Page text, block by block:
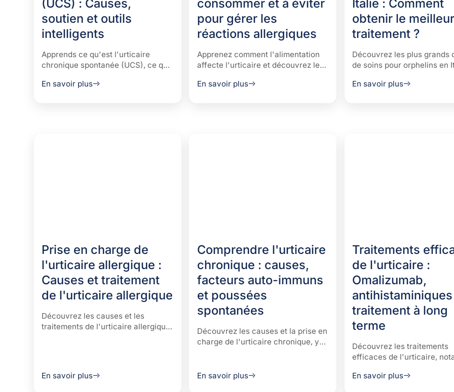
(UCS) : Causes,
soutien et outils
intelligents
Apprends ce qu'est l'urticaire
chronique spontanée (UCS), ce qui
milliers de patients trouvent clarté
En savoir plus
consommer et à éviter
pour gérer les
réactions allergiques
Apprenez comment l'alimentation
affecte l'urticaire et découvrez les
pour gérer les réactions allergiques
En savoir plus
Italie : Comment
obtenir le meilleur
traitement ?
Découvrez les plus grands
de soins pour orphelins en
précis et des traitements
En savoir plus
Prise en charge de
l'urticaire allergique :
Causes et traitement
de l'urticaire allergique
Découvrez les causes et les
traitements de l'urticaire allergique,
poussées d'urticaire.
En savoir plus
Comprendre l'urticaire
chronique : causes,
facteurs auto-immuns
et poussées
spontanées
Découvrez les causes et la prise en
charge de l'urticaire chronique, y
comprendre et gérer l'urticaire
En savoir plus
Traitements
de l'urticaire :
Omalizumab,
traitement à long
terme
Découvrez les traitements
efficaces de l'urticaire,
antihistaminiques et les
En savoir plus